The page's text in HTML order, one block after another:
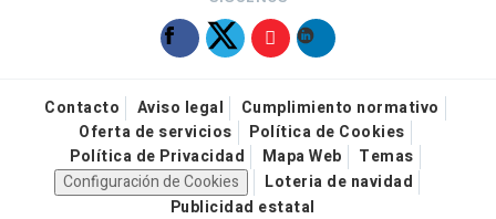
Contacto Aviso legal
Cumplimiento normativo
Oferta de servicios
Política de Cookies
Política de Privacidad
Mapa Web
Temas
Configuración de Cookies
Loteria de navidad
Publicidad estatal